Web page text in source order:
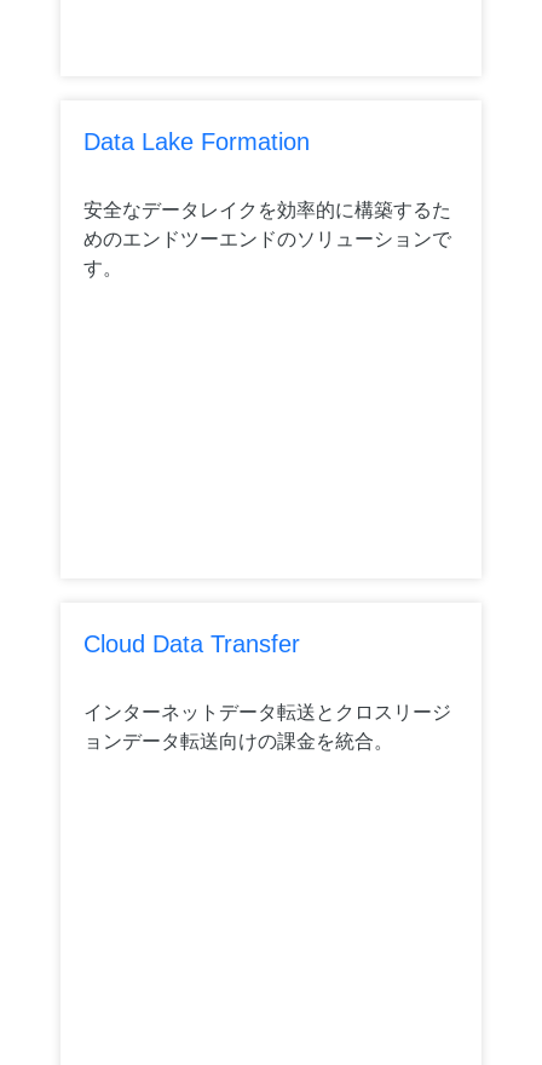
Data Lake Formation
安全なデータレイクを効率的に構築するた
めのエンドツーエンドのソリューションで
す。
Cloud Data Transfer
インターネットデータ転送とクロスリージ
ョンデータ転送向けの課金を統合。